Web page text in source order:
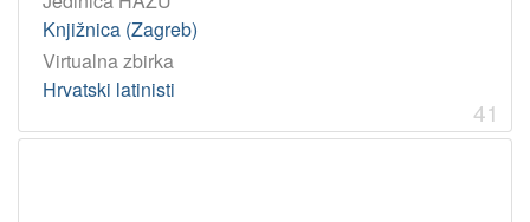
Knjižnica (Zagreb)
Virtualna zbirka
Hrvatski latinisti
41